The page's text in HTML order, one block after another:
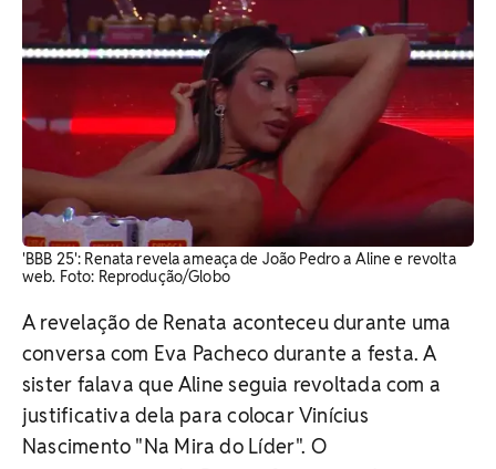
'BBB 25': Renata revela ameaça de João Pedro a Aline e revolta
web. Foto: Reprodução/Globo
A revelação de Renata aconteceu durante uma
conversa com Eva Pacheco durante a festa. A
sister falava que Aline seguia revoltada com a
justificativa dela para colocar Vinícius
Nascimento "Na Mira do Líder". O